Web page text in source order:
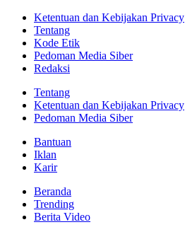
Ketentuan dan Kebijakan Privacy
Tentang
Kode Etik
Pedoman Media Siber
Redaksi
Tentang
Ketentuan dan Kebijakan Privacy
Pedoman Media Siber
Bantuan
Iklan
Karir
Beranda
Trending
Berita Video